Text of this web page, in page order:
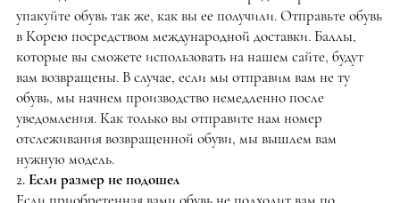
упакуйте обувь так же, как вы ее получили. Отправьте обувь
в Корею посредством международной доставки. Баллы,
которые вы сможете использовать на нашем сайте, будут
вам возвращены. В случае, если мы отправим вам не ту
обувь, мы начнем производство немедленно после
уведомления. Как только вы отправите нам номер
отслеживания возвращенной обуви, мы вышлем вам
нужную модель.
2. Если размер не подошел